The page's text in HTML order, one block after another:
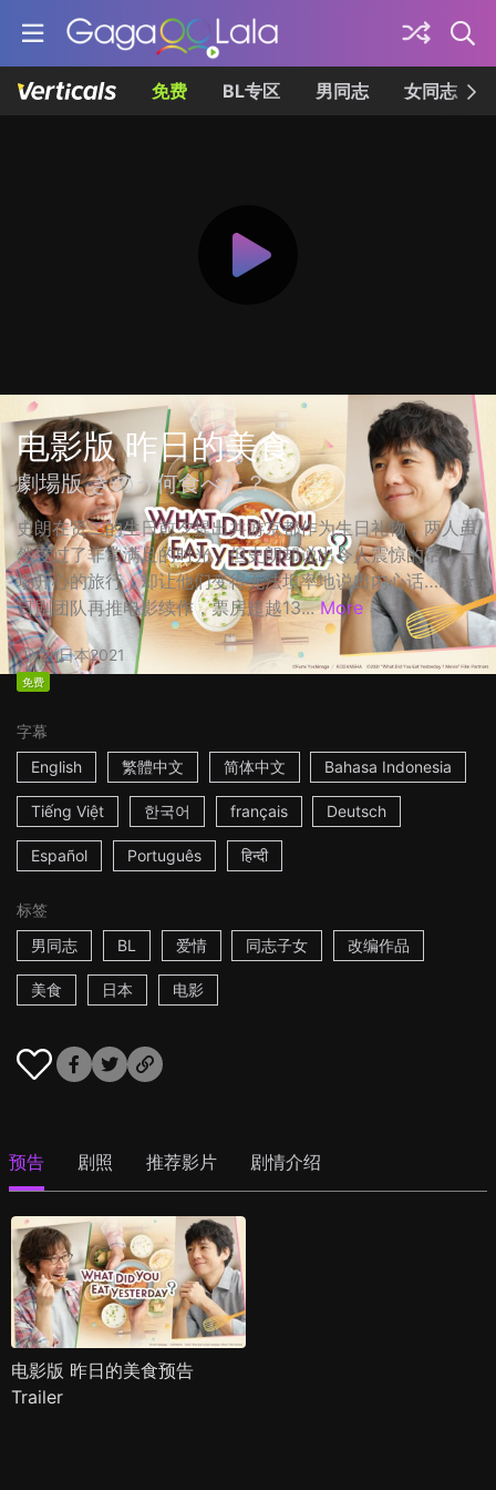
免费 BL专区 男同志 女同志
电影版 昨日的美食
劇場版 きのう何食べた？
史朗在贤二的生日前夕提出共游京都作为生日礼物，两人虽
然度过了非常满足的时光，但史朗却说出令人震惊的话！一
场开心的旅行，却让他们变得无法坦率地说出内心话…… ☆
日剧团队再推电影续作，票房超越13... More
2h日本2021
免费
字幕
English
繁體中文 简体中文 Bahasa Indonesia
Tiếng Việt 한국어 français Deutsch
Español Português हिन्दी
标签
男同志
BL 爱情 同志子女 改编作品
美食 日本 电影
预告 剧照 推荐影片 剧情介绍
电影版 昨日的美食预告
Trailer